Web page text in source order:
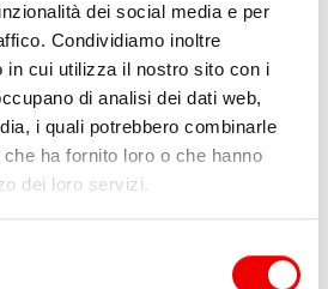
dei social media e per
Condividiamo inoltre
in cui utilizza il nostro sito con i
di analisi dei dati web,
i quali potrebbero combinarle
ha fornito loro o che hanno
dei loro servizi.